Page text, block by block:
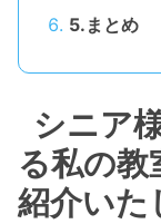
5.まとめ
シニア
る私の教
紹介いた